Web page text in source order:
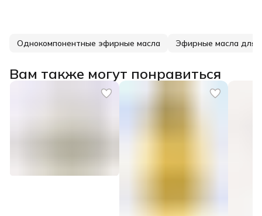
Однокомпонентные эфирные масла Эфирные масла для
Вам также могут понравиться